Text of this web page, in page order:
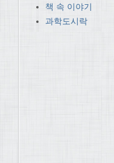
책 속 이야기
과학도시락